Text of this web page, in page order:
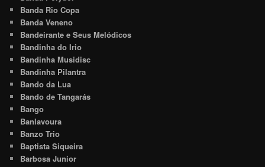
Banda Rio Copa
Banda Veneno
Bandeirante e Seus Melódicos
Bandinha do Irio
Bandinha Musidisc
Bandinha Pilantra
Bando da Lua
Bando de Tangarás
Bango
Banlavoura
Banzo Trio
Baptista Siqueira
Barbosa Junior